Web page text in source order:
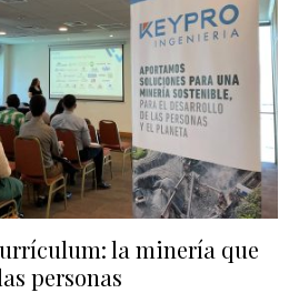
la minería que
personas